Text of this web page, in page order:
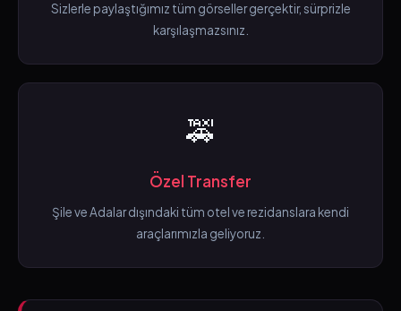
Sizlerle paylaştığımız tüm görseller gerçektir, sürprizle
karşılaşmazsınız.
🚕
Özel Transfer
Şile ve Adalar dışındaki tüm otel ve rezidanslara kendi
araçlarımızla geliyoruz.